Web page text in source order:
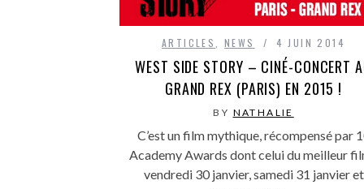
ARTICLES ,NEWS 4 JUIN 2014
WEST SIDE STORY – CINÉ-CONCERT
GRAND REX (PARIS) EN 2015 !
BY NATHALIE
C’est un film mythique, récompensé par
Academy Awards dont celui du meilleur
vendredi 30 janvier, samedi 31 janvier et